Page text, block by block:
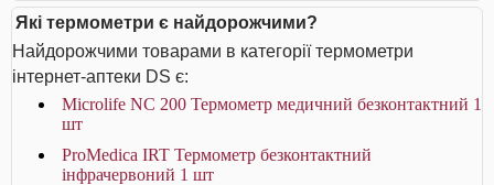
Які термометри є найдорожчими?
Найдорожчими товарами в категорії термометри
інтернет-аптеки DS є:
Microlife NC 200 Термометр медичний безконтактний 1
шт
ProMedica IRT Термометр безконтактний
інфрачервоний 1 шт